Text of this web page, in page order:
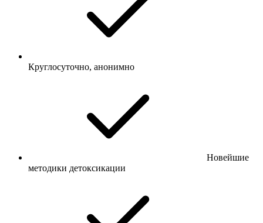
Круглосуточно, анонимно
Новейшие
методики детоксикации